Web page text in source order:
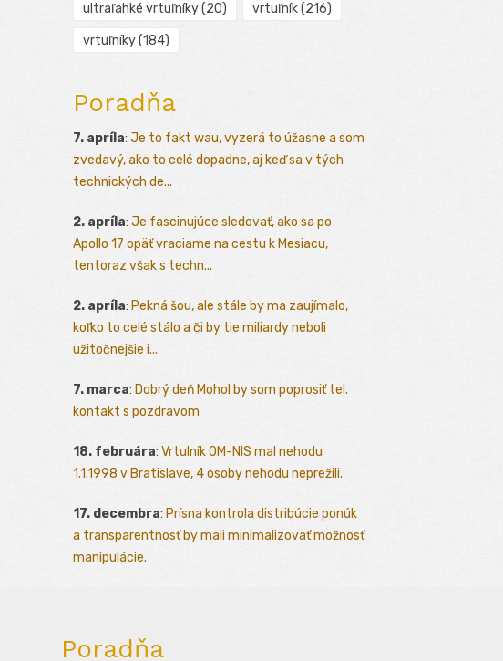
ultraľahké vrtuľníky(20) vrtuľník(216)
vrtuľníky(184)
Poradňa
7. apríla: Je to fakt wau, vyzerá to úžasne a som
zvedavý, ako to celé dopadne, aj keď sa v tých
technických de...
2. apríla: Je fascinujúce sledovať, ako sa po
Apollo 17 opäť vraciame na cestu k Mesiacu,
tentoraz však s techn...
2. apríla: Pekná šou, ale stále by ma zaujímalo,
koľko to celé stálo a či by tie miliardy neboli
užitočnejšie i...
7. marca: Dobrý deň Mohol by som poprosiť tel.
kontakt s pozdravom
18. februára: Vrtulník OM-NIS mal nehodu
1.1.1998 v Bratislave, 4 osoby nehodu neprežili.
17. decembra: Prísna kontrola distribúcie ponúk
a transparentnosť by mali minimalizovať možnosť
manipulácie.
Poradňa